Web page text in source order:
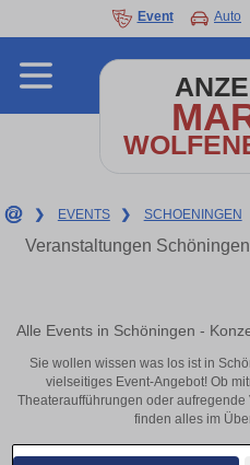
Event Auto
❯ EVENTS ❯ SCHOENINGEN
Veranstaltungen
Alle Events in Schöningen -
Sie wollen wissen was los ist in
vielseitiges Event-Angebot! Ob
Theateraufführungen oder
finden alles im